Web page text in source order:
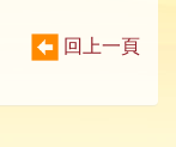
回上一頁